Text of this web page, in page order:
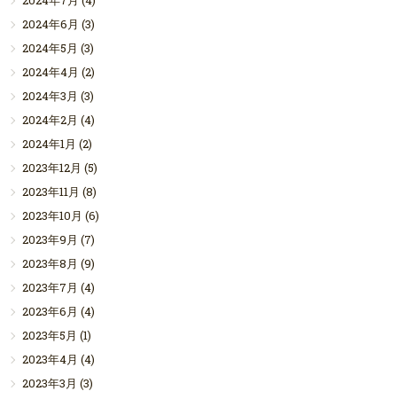
2024年6月 (3)
2024年5月 (3)
2024年4月 (2)
2024年3月 (3)
2024年2月 (4)
2024年1月 (2)
2023年12月 (5)
2023年11月 (8)
2023年10月 (6)
2023年9月 (7)
2023年8月 (9)
2023年7月 (4)
2023年6月 (4)
2023年5月 (1)
2023年4月 (4)
2023年3月 (3)